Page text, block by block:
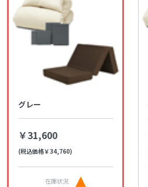
グレー
￥31,600
(税込価格￥34,760)
在庫状況